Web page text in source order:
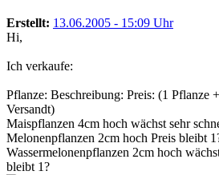
Erstellt: 13.06.2005 - 15:09 Uhr
Hi,
Ich verkaufe:
Pflanze: Beschreibung: Preis: (1 Pflanze
Versandt)
Maispflanzen 4cm hoch wächst sehr
Melonenpflanzen 2cm hoch Preis bleibt
Wassermelonenpflanzen 2cm hoch
bleibt 1?